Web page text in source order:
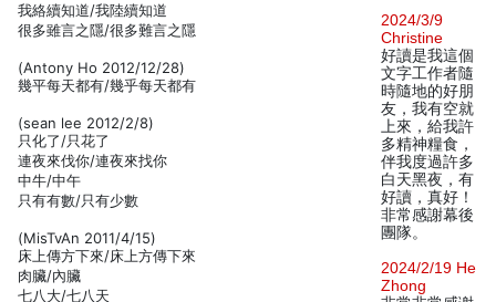
我絡續知道/我陸續知道
很多雖言之隱/很多難言之隱
(Antony Ho 2012/12/28)
幾平每天都有/幾乎每天都有
(sean lee 2012/2/8)
只化了/只花了
連夜來伐你/連夜來找你
中牛/中午
只有有數/只有少數
(MisTvAn 2011/4/15)
床上傳方下來/床上方傳下來
肉臟/內臟
七八大/七八天
2024/3/9
Christine
好讀是我這個
文字工作者隨
時隨地的好朋
友，我有空就
上來，給我許
多精神糧食，
伴我度過許多
白天黑夜，有
好讀，真好！
非常感謝幕後
團隊。
2024/2/19 He
Zhong